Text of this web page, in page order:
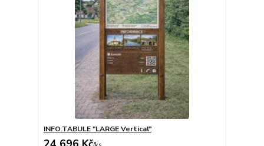
INFO.TABULE "LARGE Vertical"